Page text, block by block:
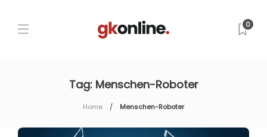
0
Tag: Menschen-Roboter
Home Menschen-Roboter